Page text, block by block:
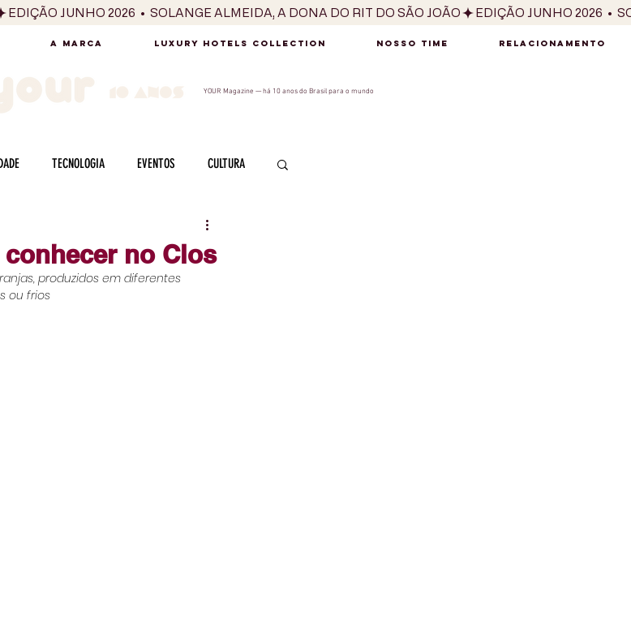
A MARCA LUXURY HOTELS COLLECTION NOSSO TIME RELACIONAMENTO
YOUR Magazine — há 10 anos do Brasil para o mundo
TECNOLOGIA EVENTOS CULTURA
no Clos
produzidos em diferentes
ou frios